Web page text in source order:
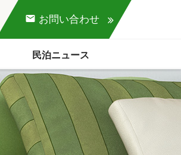
mail お問い合わせ
民泊ニュース